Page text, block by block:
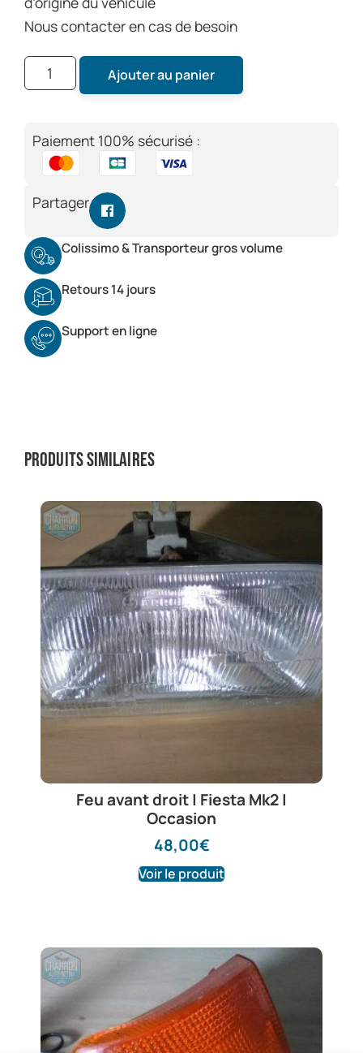
Nous contacter en cas de besoin
Ajouter au panier
Paiement 100% sécurisé :
Partager
Colissimo & Transporteur gros volume
Retours 14 jours
Support en ligne
Produits similaires
Feu avant droit | Fiesta Mk2 |
Occasion
48,00€
Voir le produit